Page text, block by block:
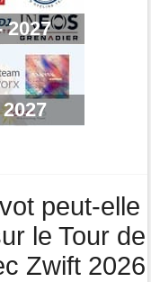
TV
étape à la TV ?
programme de la
2027
peut-elle
le Tour de
Zwift 2026